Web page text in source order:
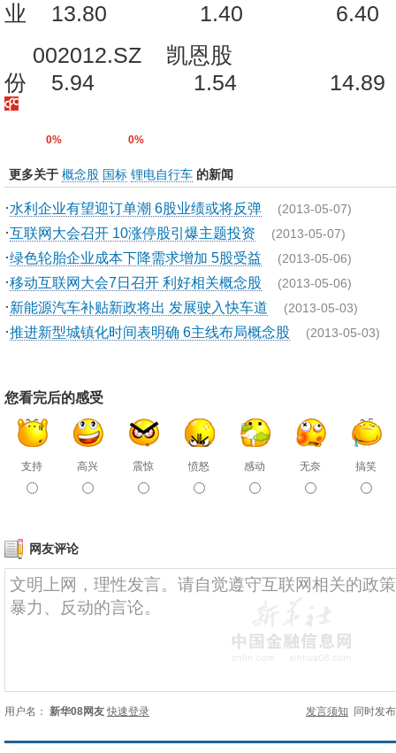
业 13.80 1.40
002012.SZ 凯恩股
份 5.94 1.54
0% 0%
更多关于 概念股 国标 锂电自行车 的新闻
·水利企业有望迎订单潮 6股业绩或将反弹 (2013-05-07)
·互联网大会召开 10涨停股引爆主题投资 (2013-05-07)
·绿色轮胎企业成本下降需求增加 5股受益 (2013-05-06)
·移动互联网大会7日召开 利好相关概念股 (2013-05-06)
·新能源汽车补贴新政将出 发展驶入快车道 (2013-05-03)
·推进新型城镇化时间表明确 6主线布局概念股 (2013-05-03)
您看完后的感受
支持 高兴 震惊 愤怒 感动 无奈 搞笑
网友评论
用户名： 新华08网友 快速登录 发言须知 同时发